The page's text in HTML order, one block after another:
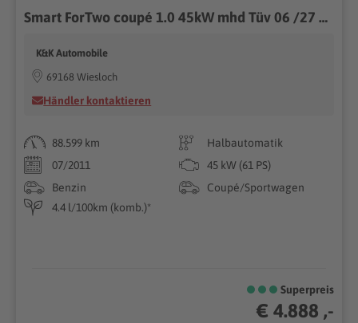
Smart ForTwo coupé 1.0 45kW mhd Tüv 06 /27 Schekheft
K&K Automobile
69168 Wiesloch
Händler kontaktieren
88.599 km
Halbautomatik
07/2011
45 kW (61 PS)
Benzin
Coupé/Sportwagen
4.4 l/100km (komb.)*
Superpreis
€ 4.888 ,-